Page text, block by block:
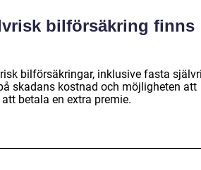
bilförsäkring finns
bilförsäkringar, inklusive fasta
skadans kostnad och möjligheten att
betala en extra premie.